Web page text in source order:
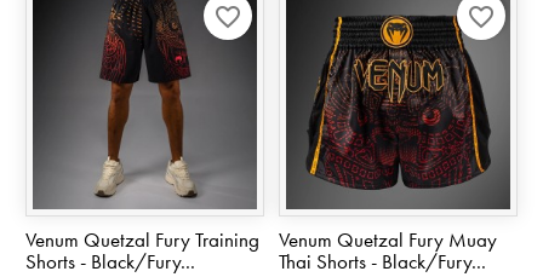
Venum Quetzal Fury Training
Shorts - Black/Fury...
favorite_border
Venum Quetzal Fury Muay
Thai Shorts - Black/Fury...
favorite_border